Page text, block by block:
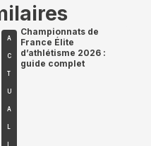
A
C
T
U
A
Championnats de
France Élite
d’athlétisme 2026 :
guide complet